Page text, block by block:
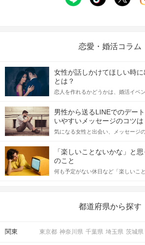
恋愛・婚活コラム
女性が話しかけてほしい時
とは？
恋人を作れるかどうかは、婚活イベ
てアプローチできるかにも左右され
格的に始めようとしている方は、女
をしっかりと理解し、正しい行動に
記事では、女性が話しかけて欲しい
合にどのような行動に繋げるべきか
男性から送るLINEでのデー
いやすいメッセージのコツは
気になる女性と出会い、メッセージ
しかし、中には「どう誘ったらいい
っしゃるのではないでしょうか。 そ
送るLINEでのデートの誘い方のコツ
えながら解説するので、ぜひ参考に
「楽しいことないかな」と
のこと
何も予定がない休日など「楽しいこ
の楽しいことアイデアを集めました
都道府県から探す
関東 東京都 神奈川県 千葉県 埼玉県 茨城県